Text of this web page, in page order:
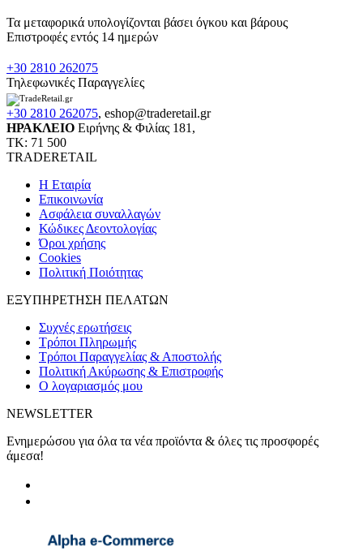
Τα μεταφορικά υπολογίζονται βάσει όγκου και βάρους
Επιστροφές εντός 14 ημερών
+30 2810 262075
Τηλεφωνικές Παραγγελίες
+30 2810 262075, eshop@traderetail.gr
ΗΡΑΚΛΕΙΟ Ειρήνης & Φιλίας 181,
ΤΚ: 71 500
TRADERETAIL
H Εταιρία
Eπικοινωνία
Ασφάλεια συναλλαγών
Κώδικες Δεοντολογίας
Όροι χρήσης
Cookies
Πολιτική Ποιότητας
ΕΞΥΠΗΡΕΤΗΣΗ ΠΕΛΑΤΩΝ
Συχνές ερωτήσεις
Τρόποι Πληρωμής
Τρόποι Παραγγελίας & Αποστολής
Πολιτική Ακύρωσης & Επιστροφής
Ο λογαριασμός μου
NEWSLETTER
Ενημερώσου για όλα τα νέα προϊόντα & όλες τις προσφορές
άμεσα!